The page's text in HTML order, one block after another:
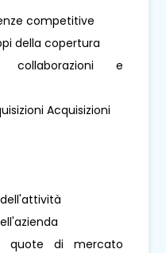
competitive
della copertura
collaborazioni e
Acquisizioni
quote di mercato